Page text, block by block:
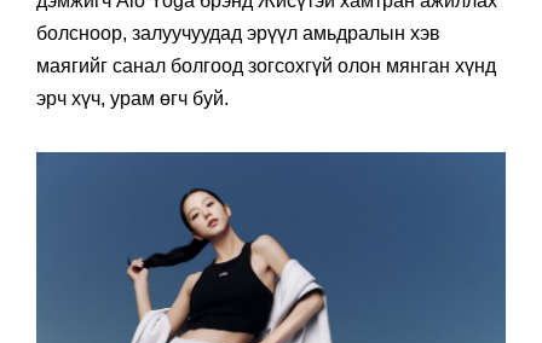
болсноор, залуучуудад эрүүл амьдралын хэв
маягийг санал болгоод зогсохгүй олон мянган хүнд
эрч хүч, урам өгч буй.